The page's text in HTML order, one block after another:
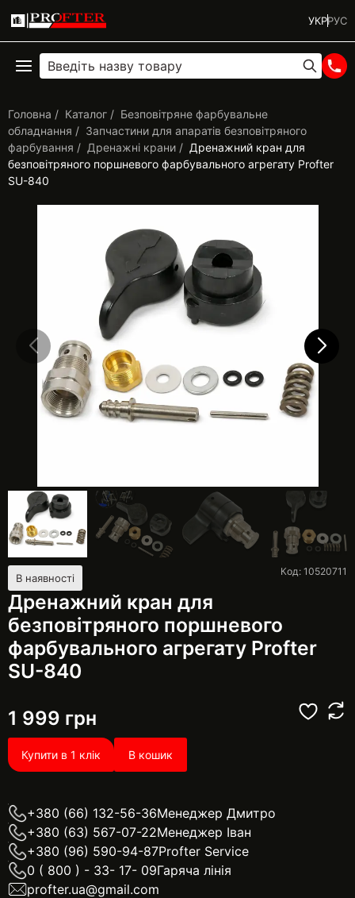
УКРРУС
Головна Каталог
Безповітряне фарбувальне
обладнання
Запчастини для апаратів безповітряного
фарбування
Дренажні крани
Дренажний кран для
безповітряного поршневого фарбувального агрегату Profter
SU-840
В наявності
Дренажний кран для
безповітряного поршневого
фарбувального агрегату Profter
SU-840
Код: 10520711
1 999 грн
Купити в 1 клік В кошик
+380 (66) 132-56-36Менеджер Дмитро
+380 (63) 567-07-22Менеджер Іван
+380 (96) 590-94-87Profter Service
0 ( 800 ) - 33- 17- 09Гаряча лінія
profter.ua@gmail.com